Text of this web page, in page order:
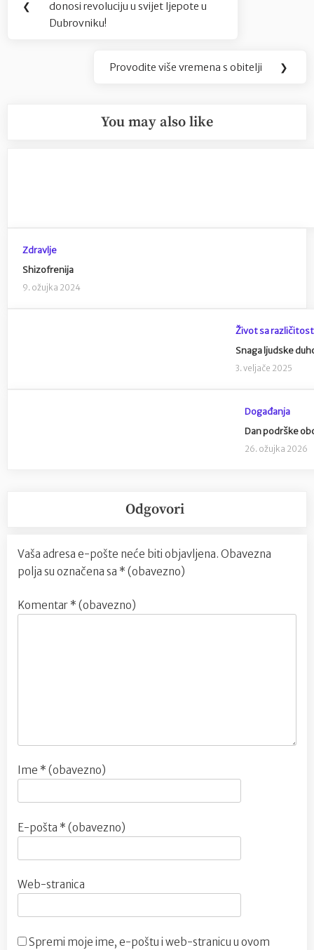
objava
❮
Post:
donosi revoluciju u svijet ljepote u
Dubrovniku!
Next
Provodite više vremena s obitelji ❯
You may also like
Zdravlje
Shizofrenija
9. ožujka 2024
Život sa
Snaga ljudske
3. veljače 2025
Događanja
Dan podrške
26. ožujka 2026
Odgovori
Vaša adresa e-pošte neće biti objavljena. Obavezna
polja su označena sa * (obavezno)
Komentar * (obavezno)
Ime * (obavezno)
E-pošta * (obavezno)
Web-stranica
Spremi moje ime, e-poštu i web-stranicu u ovom